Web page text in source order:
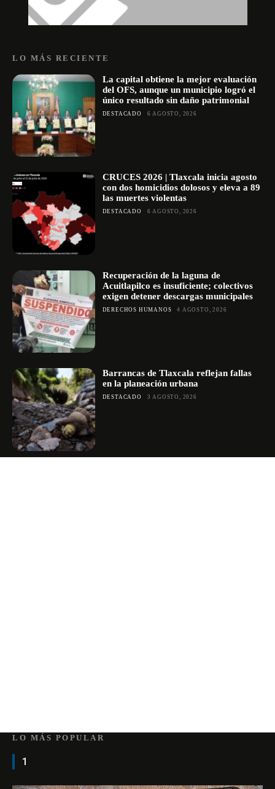
LO MÁS RECIENTE
La capital obtiene la mejor evaluación
del OFS, aunque un municipio logró el
único resultado sin daño patrimonial
DESTACADO 6 AGOSTO, 2026
CRUCES 2026 | Tlaxcala inicia agosto
con dos homicidios dolosos y eleva a 89
las muertes violentas
DESTACADO 6 AGOSTO, 2026
Recuperación de la laguna de
Acuitlapilco es insuficiente; colectivos
exigen detener descargas municipales
DERECHOS HUMANOS 4 AGOSTO, 2026
Barrancas de Tlaxcala reflejan fallas
en la planeación urbana
DESTACADO 3 AGOSTO, 2026
LO MÁS POPULAR
1